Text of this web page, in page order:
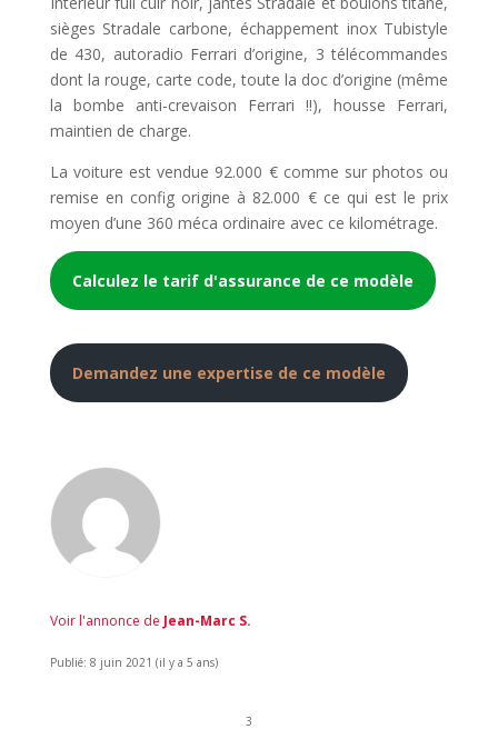
sièges Stradale carbone, échappement inox Tubistyle
de 430, autoradio Ferrari d’origine, 3 télécommandes
dont la rouge, carte code, toute la doc d’origine (même
la bombe anti-crevaison Ferrari !!), housse Ferrari,
maintien de charge.
La voiture est vendue 92.000 € comme sur photos ou
remise en config origine à 82.000 € ce qui est le prix
moyen d’une 360 méca ordinaire avec ce kilométrage.
Calculez le tarif d'assurance de ce modèle
Demandez une expertise de ce modèle
Voir l'annonce de Jean-Marc S.
Publié: 8 juin 2021 (il y a 5 ans)
3